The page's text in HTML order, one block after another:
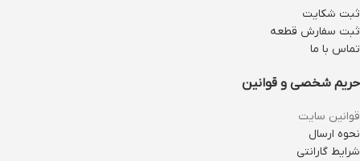
ثبت شکایت
ثبت سفارش قطعه
تماس با ما
حریم شخصی و قوانین
قوانین سایت
نحوه ارسال
شرایط گارانتی